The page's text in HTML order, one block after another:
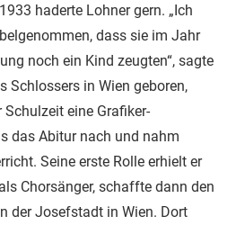
haderte Lohner gern. „Ich
dass sie im Jahr
noch ein Kind zeugten“, sagte
Schlossers in Wien geboren,
eine Grafiker-
das Abitur nach und nahm
Seine erste Rolle erhielt er
Chorsänger, schaffte dann den
der Josefstadt in Wien. Dort